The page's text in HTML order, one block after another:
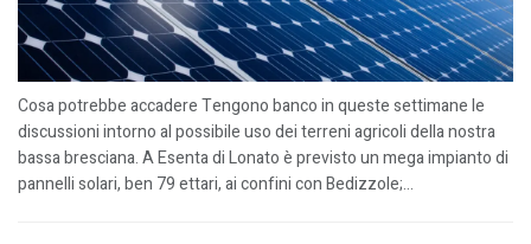
Cosa potrebbe accadere Tengono banco in queste settimane le
discussioni intorno al possibile uso dei terreni agricoli della nostra
bassa bresciana. A Esenta di Lonato è previsto un mega impianto di
pannelli solari, ben 79 ettari, ai confini con Bedizzole;...